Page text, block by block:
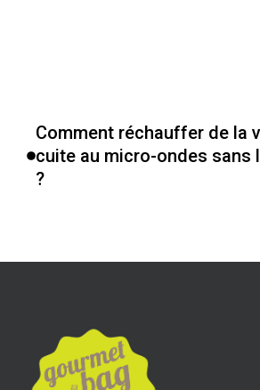
Comment réchauffer de la
cuite au micro-ondes sans
?